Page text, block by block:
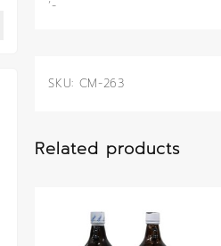
‘-
SKU: CM-263
Related products